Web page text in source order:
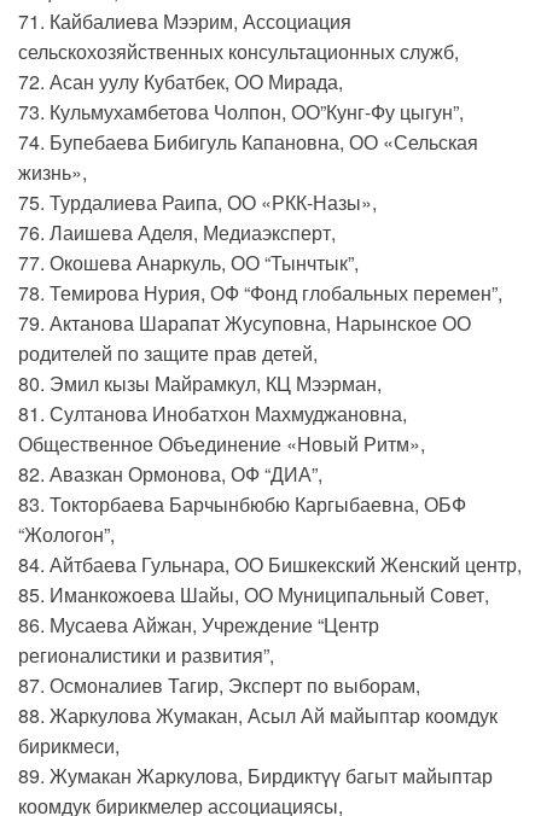
71. Кайбалиева Мээрим, Ассоциация
сельскохозяйственных консультационных служб,
72. Асан уулу Кубатбек, ОО Мирада,
73. Кульмухамбетова Чолпон, ОО”Кунг-Фу цыгун”,
74. Бупебаева Бибигуль Капановна, ОО «Сельская
жизнь»,
75. Турдалиева Раипа, ОО «РКК-Назы»,
76. Лаишева Аделя, Медиаэксперт,
77. Окошева Анаркуль, ОО “Тынчтык”,
78. Темирова Нурия, ОФ “Фонд глобальных перемен”,
79. Актанова Шарапат Жусуповна, Нарынское ОО
родителей по защите прав детей,
80. Эмил кызы Майрамкул, КЦ Мээрман,
81. Султанова Инобатхон Махмуджановна,
Общественное Объединение «Новый Ритм»,
82. Авазкан Ормонова, ОФ “ДИА”,
83. Токторбаева Барчынбюбю Каргыбаевна, ОБФ
“Жологон”,
84. Айтбаева Гульнара, ОО Бишкекский Женский центр,
85. Иманкожоева Шайы, ОО Муниципальный Совет,
86. Мусаева Айжан, Учреждение “Центр
регионалистики и развития”,
87. Осмоналиев Тагир, Эксперт по выборам,
88. Жаркулова Жумакан, Асыл Ай майыптар коомдук
бирикмеси,
89. Жумакан Жаркулова, Бирдиктүү багыт майыптар
коомдук бирикмелер ассоциациясы,